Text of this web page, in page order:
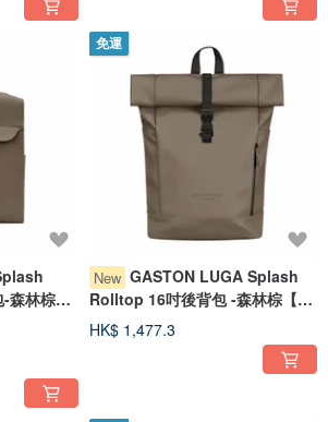
森林棕
免運
New GASTON LUGA Splash
Rolltop 16吋後背包 -森林棕【現
貨】
HK$ 1,477.3